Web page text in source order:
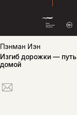
Пэнман Иэн
Изгиб дорожки — путь
домой